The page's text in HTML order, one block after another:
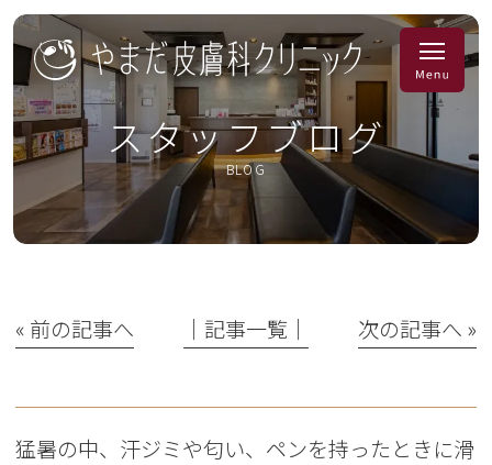
スタッフブログ
BLOG
« 前の記事へ │記事一覧│ 次の記事へ »
猛暑の中、汗ジミや匂い、ペンを持ったときに滑